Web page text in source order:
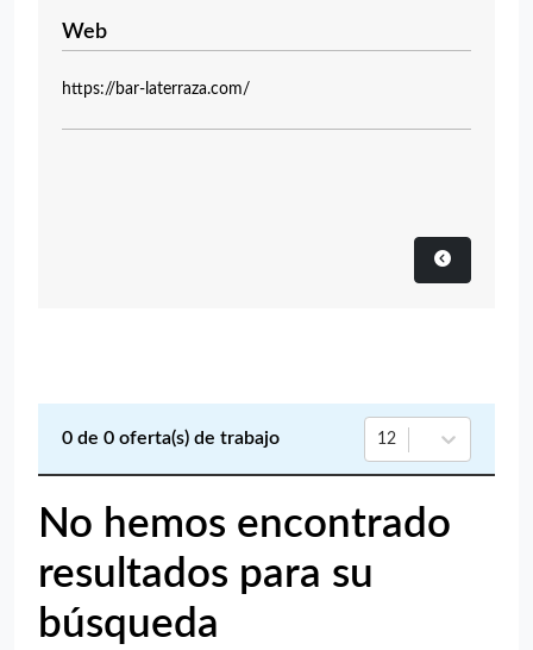
Web
https://bar-laterraza.com/
0 de 0 oferta(s) de trabajo 12
No hemos encontrado
resultados para su
búsqueda